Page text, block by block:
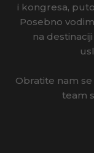
i kongresa,
Posebno
na
Obratite nam
team